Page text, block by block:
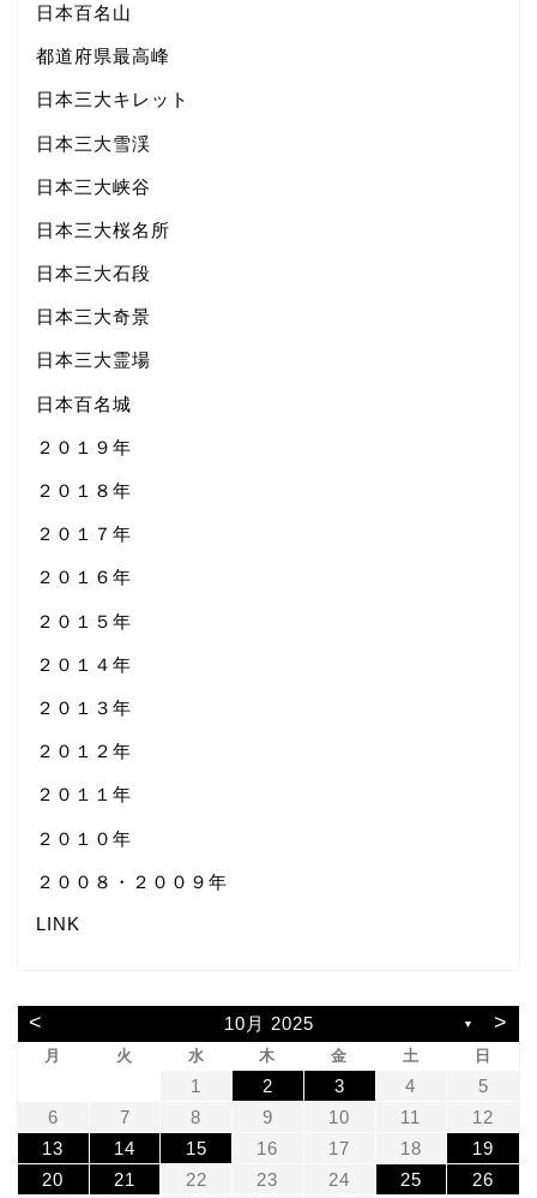
日本百名山
都道府県最高峰
日本三大キレット
日本三大雪渓
日本三大峡谷
日本三大桜名所
日本三大石段
日本三大奇景
日本三大霊場
日本百名城
２０１９年
２０１８年
２０１７年
２０１６年
２０１５年
２０１４年
２０１３年
２０１２年
２０１１年
２０１０年
２００８・２００９年
LINK
< 10月 2025 ▼ >
月 火 水 木 金 土 日
1 2 3 4
5
6
7 8 9 10 11
12
13
14 15 16 17 18
19
20
21 22 23 24 25
26